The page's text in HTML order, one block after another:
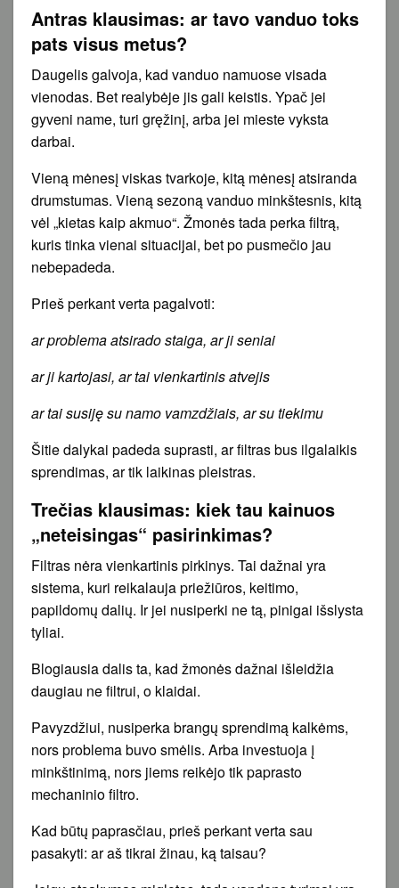
Antras klausimas: ar tavo vanduo toks
pats visus metus?
Daugelis galvoja, kad vanduo namuose visada
vienodas. Bet realybėje jis gali keistis. Ypač jei
gyveni name, turi gręžinį, arba jei mieste vyksta
darbai.
Vieną mėnesį viskas tvarkoje, kitą mėnesį atsiranda
drumstumas. Vieną sezoną vanduo minkštesnis, kitą
vėl „kietas kaip akmuo“. Žmonės tada perka filtrą,
kuris tinka vienai situacijai, bet po pusmečio jau
nebepadeda.
Prieš perkant verta pagalvoti:
ar problema atsirado staiga, ar ji seniai
ar ji kartojasi, ar tai vienkartinis atvejis
ar tai susiję su namo vamzdžiais, ar su tiekimu
Šitie dalykai padeda suprasti, ar filtras bus ilgalaikis
sprendimas, ar tik laikinas pleistras.
Trečias klausimas: kiek tau kainuos
„neteisingas“ pasirinkimas?
Filtras nėra vienkartinis pirkinys. Tai dažnai yra
sistema, kuri reikalauja priežiūros, keitimo,
papildomų dalių. Ir jei nusiperki ne tą, pinigai išslysta
tyliai.
Blogiausia dalis ta, kad žmonės dažnai išleidžia
daugiau ne filtrui, o klaidai.
Pavyzdžiui, nusiperka brangų sprendimą kalkėms,
nors problema buvo smėlis. Arba investuoja į
minkštinimą, nors jiems reikėjo tik paprasto
mechaninio filtro.
Kad būtų paprasčiau, prieš perkant verta sau
pasakyti: ar aš tikrai žinau, ką taisau?